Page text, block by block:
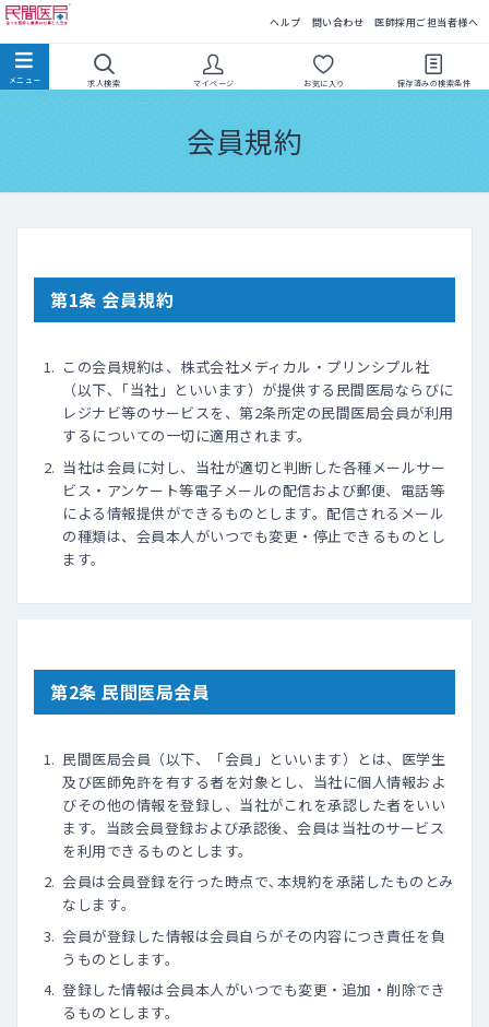
ヘルプ 問い合わせ 医師採用ご担当者様へ
求人検索 マイページ お気に入り 保存済みの検索条件
会員規約
第1条 会員規約
この会員規約は、株式会社メディカル・プリンシプル社
（以下､「当社」といいます）が提供する民間医局ならびに
レジナビ等のサービスを、第2条所定の民間医局会員が利用
するについての一切に適用されます。
当社は会員に対し、当社が適切と判断した各種メールサー
ビス・アンケート等電子メールの配信および郵便、電話等
による情報提供ができるものとします。配信されるメール
の種類は、会員本人がいつでも変更・停止できるものとし
ます。
第2条 民間医局会員
民間医局会員（以下、「会員」といいます）とは、医学生
及び医師免許を有する者を対象とし、当社に個人情報およ
びその他の情報を登録し、当社がこれを承認した者をいい
ます。当該会員登録および承認後、会員は当社のサービス
を利用できるものとします。
会員は会員登録を行った時点で､本規約を承諾したものとみ
なします｡
会員が登録した情報は会員自らがその内容につき責任を負
うものとします。
登録した情報は会員本人がいつでも変更・追加・削除でき
るものとします。